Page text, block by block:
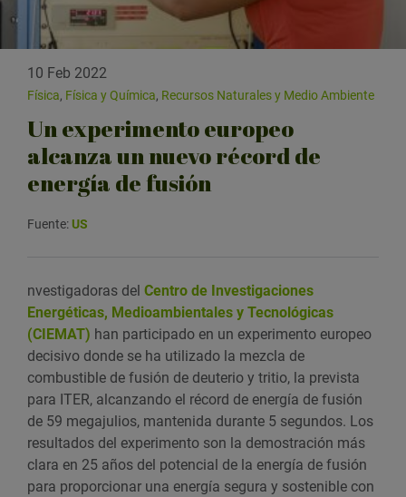
10 Feb 2022
Física, Física y Química, Recursos Naturales y Medio Ambiente
Un experimento europeo
alcanza un nuevo récord de
energía de fusión
Fuente:US
nvestigadoras del Centro de Investigaciones
Energéticas, Medioambientales y Tecnológicas
(CIEMAT) han participado en un experimento europeo
decisivo donde se ha utilizado la mezcla de
combustible de fusión de deuterio y tritio, la prevista
para ITER, alcanzando el récord de energía de fusión
de 59 megajulios, mantenida durante 5 segundos. Los
resultados del experimento son la demostración más
clara en 25 años del potencial de la energía de fusión
para proporcionar una energía segura y sostenible con